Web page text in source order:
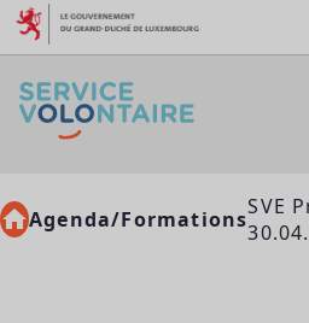
Aller au contenu
Agenda/FormationsSVE